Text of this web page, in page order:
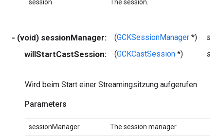
session The session.
- (void) sessionManager: (GCKSessionManager *)
willStartCastSession: (GCKCastSession *)
Wird beim Start einer Streamingsitzung aufgerufen
Parameters
sessionManager The session manager.